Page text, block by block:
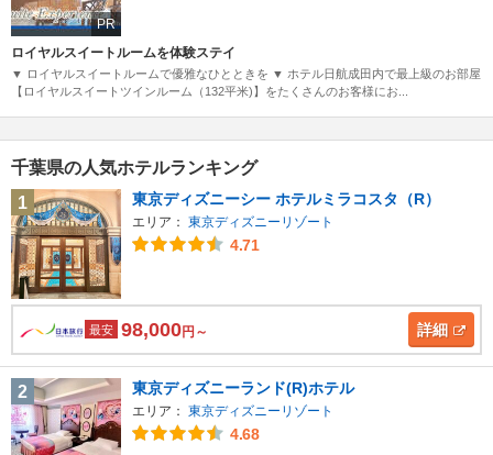
PR
ロイヤルスイートルームを体験ステイ
▼ ロイヤルスイートルームで優雅なひとときを ▼ ホテル日航成田内で最上級のお部屋
【ロイヤルスイートツインルーム（132平米)】をたくさんのお客様にお...
千葉県の人気ホテルランキング
1
東京ディズニーシー ホテルミラコスタ（R）
エリア： 東京ディズニーリゾート
4.71
最安 98,000円～ 詳細
2 東京ディズニーランド(R)ホテル
エリア： 東京ディズニーリゾート
4.68